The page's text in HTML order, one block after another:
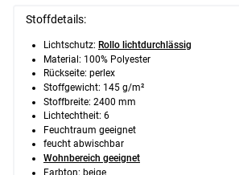
Stoffdetails:
Lichtschutz: Rollo lichtdurchlässig
Material: 100% Polyester
Rückseite: perlex
Stoffgewicht: 145 g/m²
Stoffbreite: 2400 mm
Lichtechtheit: 6
Feuchtraum geeignet
feucht abwischbar
Wohnbereich geeignet
Farbton: beige